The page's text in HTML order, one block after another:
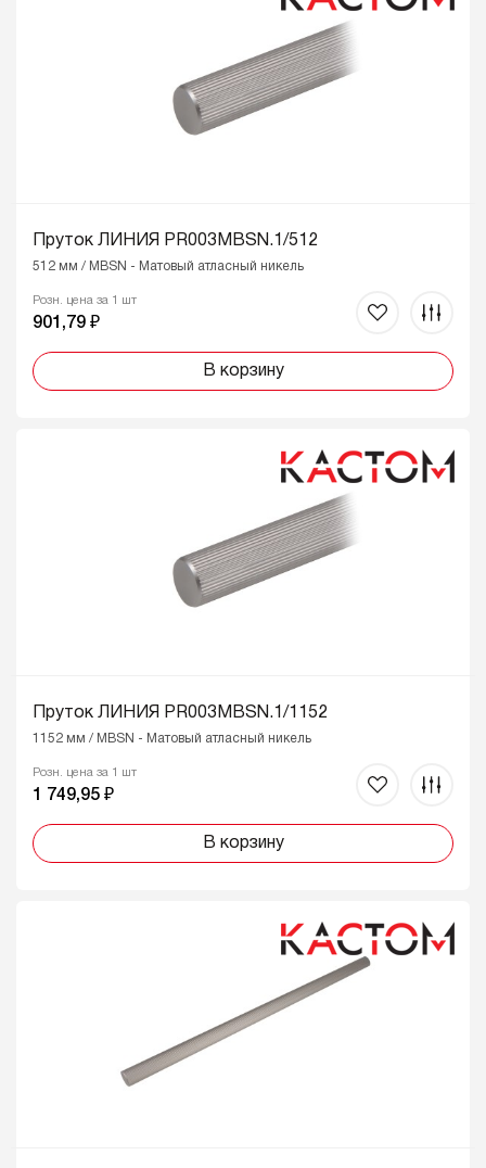
Пруток ЛИНИЯ PR003MBSN.1/512
512 мм / MBSN - Матовый атласный никель
Розн. цена за 1 шт
901,79 ₽
В корзину
Пруток ЛИНИЯ PR003MBSN.1/1152
1152 мм / MBSN - Матовый атласный никель
Розн. цена за 1 шт
1 749,95 ₽
В корзину